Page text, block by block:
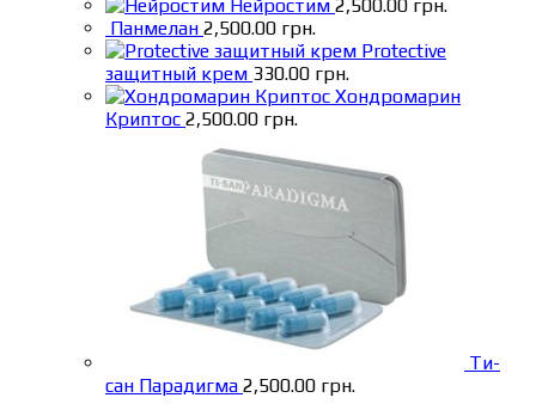
Нейростим 2,500.00 грн.
Панмелан 2,500.00 грн.
Protective
защитный крем 330.00 грн.
Хондромарин
Криптос 2,500.00 грн.
Ти-
сан Парадигма 2,500.00 грн.